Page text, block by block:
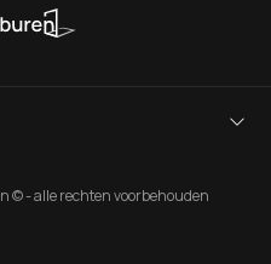
© - alle rechten voorbehouden